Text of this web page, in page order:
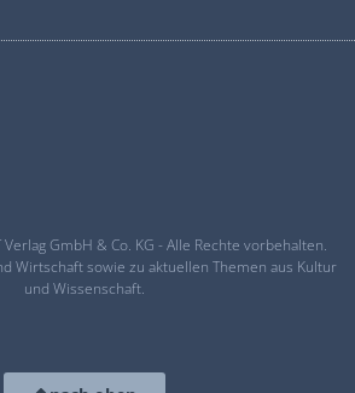
Verlag GmbH & Co. KG - Alle Rechte vorbehalten.
Wirtschaft sowie zu aktuellen Themen aus Kultur
und Wissenschaft.